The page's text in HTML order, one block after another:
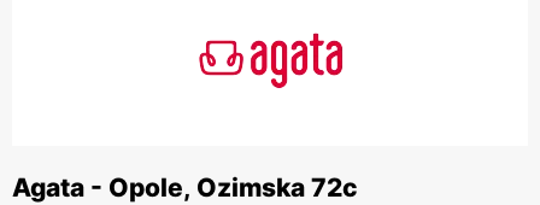
Agata - Opole, Ozimska 72c